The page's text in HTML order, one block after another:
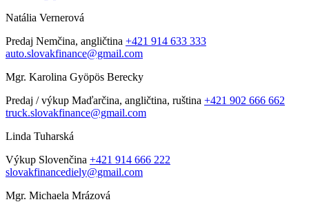
Natália Vernerová
Predaj Nemčina, angličtina +421 914 633 333
auto.slovakfinance@gmail.com
Mgr. Karolina Gyöpös Berecky
Predaj / výkup Maďarčina, angličtina, ruština +421 902 666 662
truck.slovakfinance@gmail.com
Linda Tuharská
Výkup Slovenčina +421 914 666 222
slovakfinancediely@gmail.com
Mgr. Michaela Mrázová